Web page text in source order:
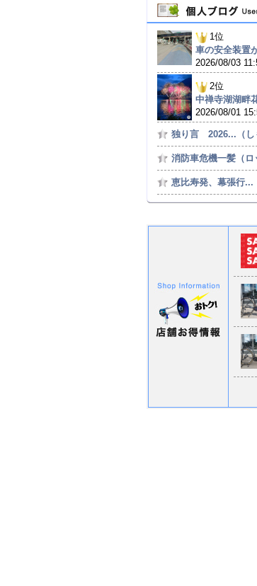
1位
車の安全装置
2026/08/03
2位
中禅寺湖湖畔
2026/08/01
独り言 2026...（し
消防車危機一髪（ロ
恵比寿発、幕張行...